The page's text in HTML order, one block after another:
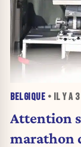
BELGIQUE • IL Y A
Attention
marathon